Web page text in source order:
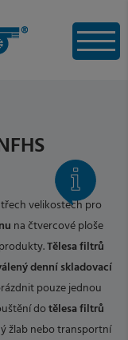
velikostech pro
na čtvercové ploše
Tělesa filtrů
denní skladovací
pouze jednou
dotělesa filtrů
žlab nebo transportní